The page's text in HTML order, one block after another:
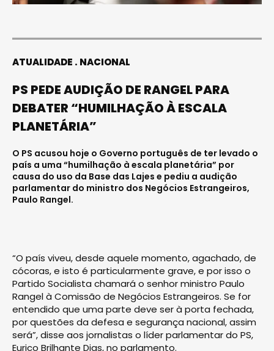
ATUALIDADE NACIONAL
PS PEDE AUDIÇÃO DE RANGEL PARA
DEBATER “HUMILHAÇÃO À ESCALA
PLANETÁRIA”
O PS acusou hoje o Governo português de ter levado o
país a uma “humilhação à escala planetária” por
causa do uso da Base das Lajes e pediu a audição
parlamentar do ministro dos Negócios Estrangeiros,
Paulo Rangel.
“O país viveu, desde aquele momento, agachado, de
cócoras, e isto é particularmente grave, e por isso o
Partido Socialista chamará o senhor ministro Paulo
Rangel à Comissão de Negócios Estrangeiros. Se for
entendido que uma parte deve ser à porta fechada,
por questões da defesa e segurança nacional, assim
será”, disse aos jornalistas o líder parlamentar do PS,
Eurico Brilhante Dias, no parlamento.